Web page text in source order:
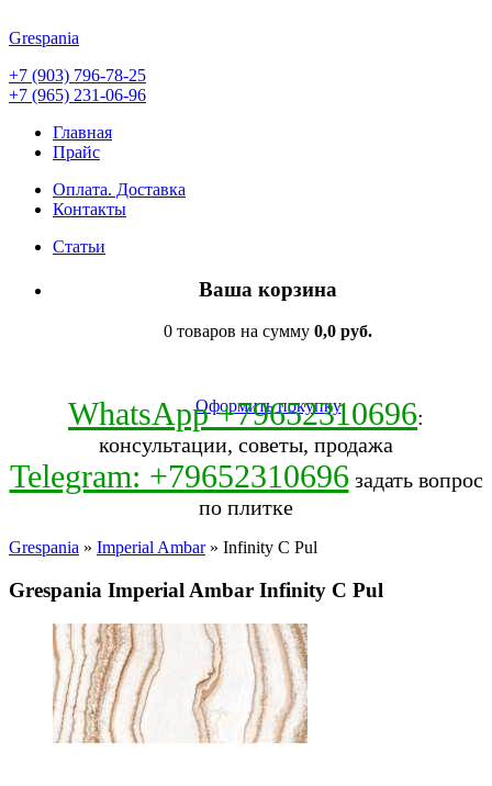
Grespania
+7 (903) 796-78-25
+7 (965) 231-06-96
Главная
Прайс
Оплата. Доставка
Контакты
Статьи
Ваша корзина
0 товаров на сумму 0,0 руб.
Оформить покупку
WhatsApp +79652310696:
консультации, советы, продажа
Telegram: +79652310696 задать вопрос
по плитке
Grespania » Imperial Ambar» Infinity C Pul
Grespania Imperial Ambar Infinity C Pul